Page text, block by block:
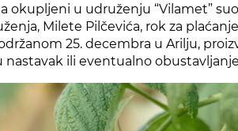
okupljeni u udruženju “Vilamet”
Milete Pilčevića, rok za
25. decembra u Arilju,
nastavak ili eventualno